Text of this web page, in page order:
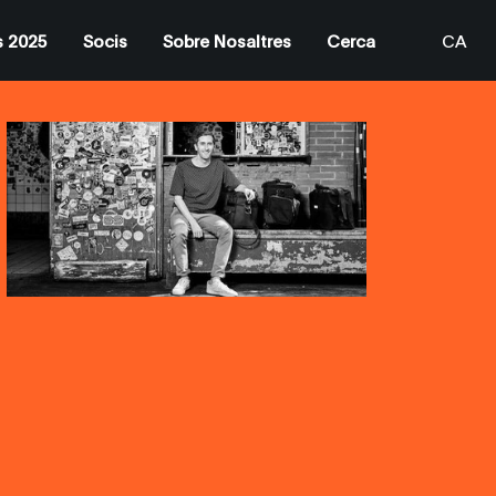
2025 Socis Sobre Nosaltres Cerca
CA
ES